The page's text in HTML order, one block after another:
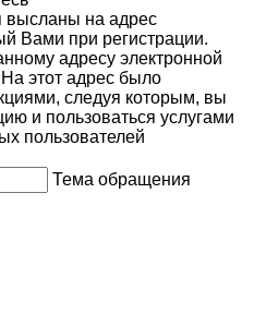
высланы на адрес
Вами при регистрации.
адресу электронной
этот адрес было
следуя которым, вы
и пользоваться услугами
пользователей
Тема обращения